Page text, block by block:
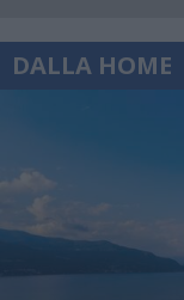
DALLA HOME